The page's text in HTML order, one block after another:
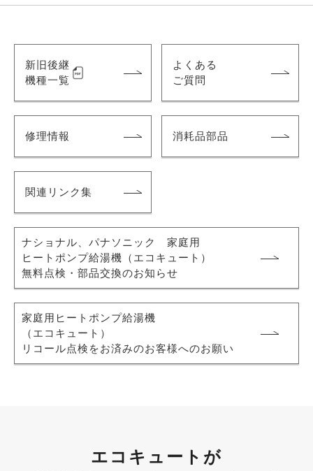
新旧後継
機種一覧
よくある
ご質問
修理情報 消耗品部品
関連リンク集
ナショナル、パナソニック 家庭用
ヒートポンプ給湯機 （エコキュート）
無料点検・部品交換のお知らせ
家庭用ヒートポンプ給湯機
（エコキュート）
リコール点検をお済みのお客様へのお願い
エコキュートが